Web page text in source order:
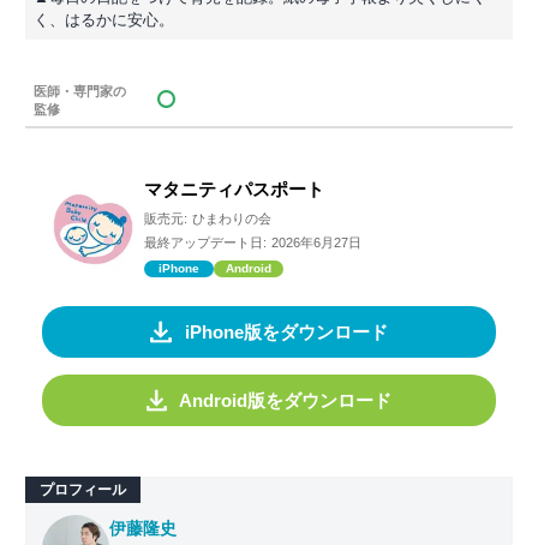
く、はるかに安心。
医師・専門家の
監修
マタニティパスポート
販売元: ひまわりの会
最終アップデート日: 2026年6月27日
iPhone Android
iPhone版をダウンロード
Android版をダウンロード
プロフィール
伊藤隆史